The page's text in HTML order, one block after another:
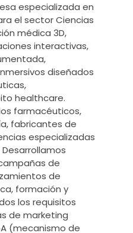
especializada en
el sector Ciencias
médica 3D,
interactivas,
diseñados
healthcare.
farmacéuticos,
fabricantes de
especializadas
de
de
formación y
los requisitos
de marketing
(mecanismo de